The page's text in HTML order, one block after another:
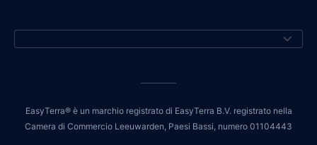
EasyTerra® è un marchio registrato di EasyTerra B.V. registrato nella
Camera di Commercio Leeuwarden, Paesi Bassi, numero 01104443